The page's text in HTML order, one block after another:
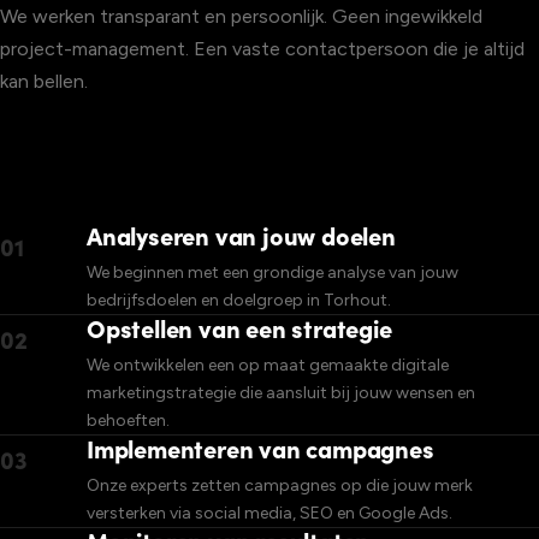
We werken transparant en persoonlijk. Geen ingewikkeld
project-management. Een vaste contactpersoon die je altijd
kan bellen.
01 Analyseren van jouw doelen
We beginnen met een grondige analyse van jouw
bedrijfsdoelen en doelgroep in Torhout.
02 Opstellen van een strategie
We ontwikkelen een op maat gemaakte digitale
marketingstrategie die aansluit bij jouw wensen en
behoeften.
03 Implementeren van campagnes
Onze experts zetten campagnes op die jouw merk
versterken via social media, SEO en Google Ads.